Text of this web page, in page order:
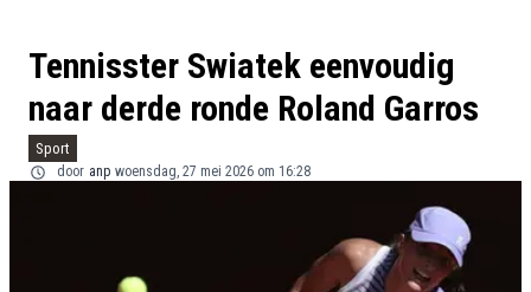
Tennisster Swiatek eenvoudig
naar derde ronde Roland Garros
Sport
door anp woensdag, 27 mei 2026 om 16:28